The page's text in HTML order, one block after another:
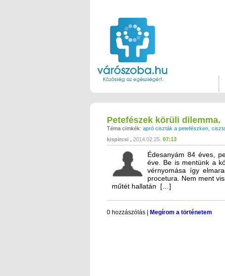
Petefészek körüli dilemma.
Téma címkék: apró ciszták a petefészken
kispircsi
2014.02.25. 07:13
Édesanyám 84 éves,
éve. Be is mentünk a
vérnyomása így
procetura. Nem ment
műtét hallatán […]
0 hozzászólás | Megírom a történetem